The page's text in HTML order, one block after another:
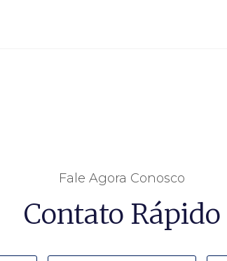
Fale Agora Conosco
Contato Rápido